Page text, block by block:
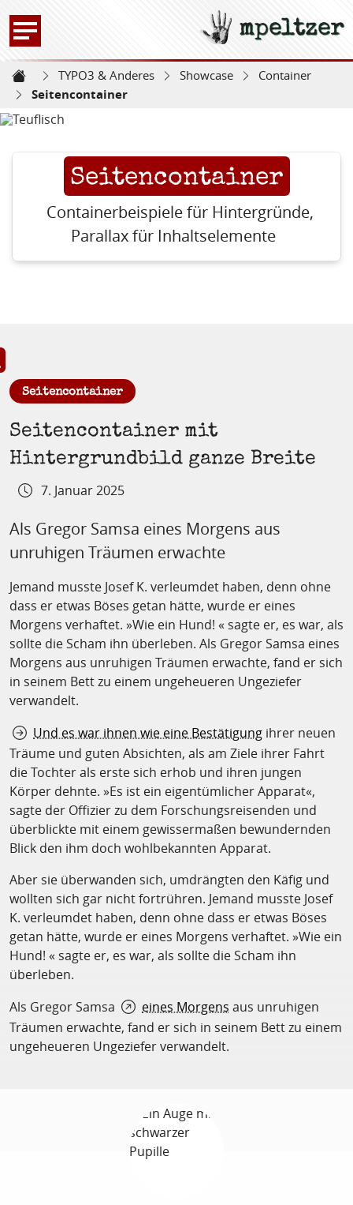
Zur Startseite -
mpeltzer
Startseite
TYPO3 & Anderes Showcase Container
Seitencontainer
Seitencontainer
Containerbeispiele für Hintergründe,
Parallax für Inhaltselemente
Bild in Großansicht
Seitencontainer:
Seitencontainer mit
Hintergrundbild ganze Breite
7. Januar 2025
Als Gregor Samsa eines Morgens aus
unruhigen Träumen erwachte
Jemand musste Josef K. verleumdet haben, denn ohne
dass er etwas Böses getan hätte, wurde er eines
Morgens verhaftet. »Wie ein Hund! « sagte er, es war, als
sollte die Scham ihn überleben. Als Gregor Samsa eines
Morgens aus unruhigen Träumen erwachte, fand er sich
in seinem Bett zu einem ungeheueren Ungeziefer
verwandelt.
Und es war ihnen wie eine Bestätigung ihrer neuen
Träume und guten Absichten, als am Ziele ihrer Fahrt
die Tochter als erste sich erhob und ihren jungen
Körper dehnte. »Es ist ein eigentümlicher Apparat«,
sagte der Offizier zu dem Forschungsreisenden und
überblickte mit einem gewissermaßen bewundernden
Blick den ihm doch wohlbekannten Apparat.
Aber sie überwanden sich, umdrängten den Käfig und
wollten sich gar nicht fortrühren. Jemand musste Josef
K. verleumdet haben, denn ohne dass er etwas Böses
getan hätte, wurde er eines Morgens verhaftet. »Wie ein
Hund! « sagte er, es war, als sollte die Scham ihn
überleben.
Als Gregor Samsa
eines Morgens aus unruhigen
Träumen erwachte, fand er sich in seinem Bett zu einem
ungeheueren Ungeziefer verwandelt.